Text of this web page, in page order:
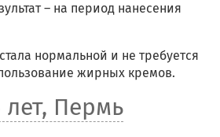
– на период нанесения
нормальной и не требуется
жирных кремов.
лет, Пермь